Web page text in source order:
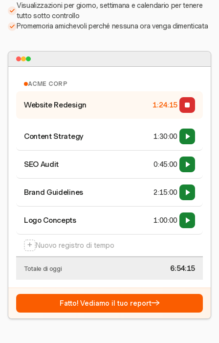
Visualizzazioni per giorno, settimana e calendario per tenere
tutto sotto controllo
Promemoria amichevoli perché nessuna ora venga dimenticata
ACME CORP
Website Redesign 1:24:16
Content Strategy 1:30:00
SEO Audit 0:45:00
Brand Guidelines 2:15:00
Logo Concepts 1:00:00
+ Nuovo registro di tempo
Totale di oggi 6:54:16
Fatto! Vediamo il tuo report→